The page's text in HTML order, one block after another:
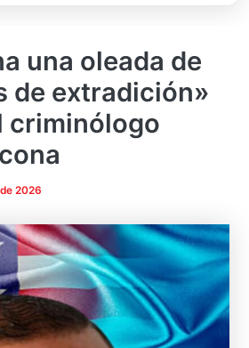
una oleada de
de extradición»
criminólogo
2026